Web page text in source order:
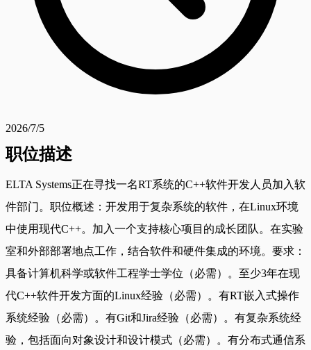
2026/7/5
职位描述
ELTA Systems正在寻找一名RT系统的C++软件开发人员加入软
件部门。职位概述：开发用于复杂系统的软件，在Linux环境
中使用现代C++。加入一个支持核心项目的成长团队。在实验
室和外部部署地点工作，结合软件和硬件集成的环境。要求：
具备计算机科学或软件工程学士学位（必需）。至少3年在现
代C++软件开发方面的Linux经验（必需）。有RT嵌入式操作
系统经验（必需）。有Git和Jira经验（必需）。有复杂系统经
验，包括面向对象设计和设计模式（必需）。有分布式通信系